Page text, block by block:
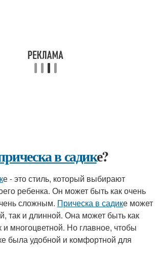
в садике?
е - это стиль, который выбирают
ребенка. Он может быть как очень
сложным. Прическа в садике может
так и длинной. Она может быть как
и многоцветной. Но главное, чтобы
была удобной и комфортной для